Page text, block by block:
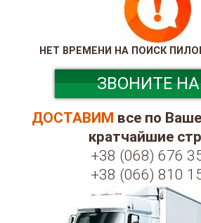
НЕТ ВРЕМЕНИ НА ПОИСК
ЗВОНИТЕ
ДОСТАВИМ все по
кратчайшие
+38 (068) 676
+38 (066) 810